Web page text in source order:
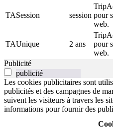
TASession session pour
web.
TAUnique 2 ans
pour
web.
Publicité
publicité
Les cookies publicitaires sont
publicités et des campagnes de
suivent les visiteurs à travers les
informations pour fournir des